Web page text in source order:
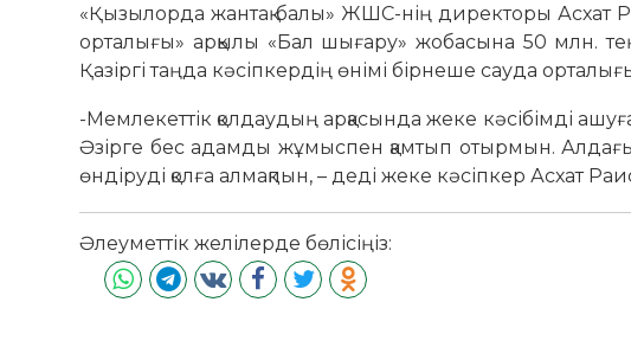
«Қызылорда жантақ балы» ЖШС-нің директоры Асхат
орталығы» арқылы «Бал шығару» жобасына 50 млн.
Қазіргі таңда кәсіпкердің өнімі бірнеше сауда
-Мемлекеттік қолдаудың арқасында жеке кәсібімді
Әзірге бес адамды жұмыспен қамтып отырмын. Алдағы
өндіруді қолға алмақпын, – деді жеке кәсіпкер Асхат
Әлеуметтік желілерде бөлісіңіз: